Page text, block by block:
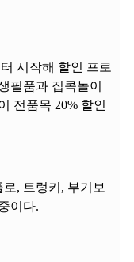
시작해 할인 프로
필품과 집콕놀이
전품목 20% 할인
, 트렁키, 부기보
이다.